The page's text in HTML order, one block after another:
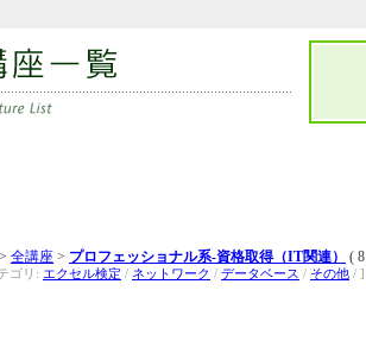
> 全講座 > プロフェッショナル系-資格取得（IT関連） (
ゴリ: エクセル検定 / ネットワーク / データベース / その他 / ]